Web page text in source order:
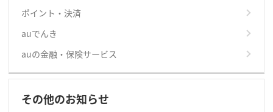
ポイント・決済
auでんき
auの金融・保険サービス
その他のお知らせ